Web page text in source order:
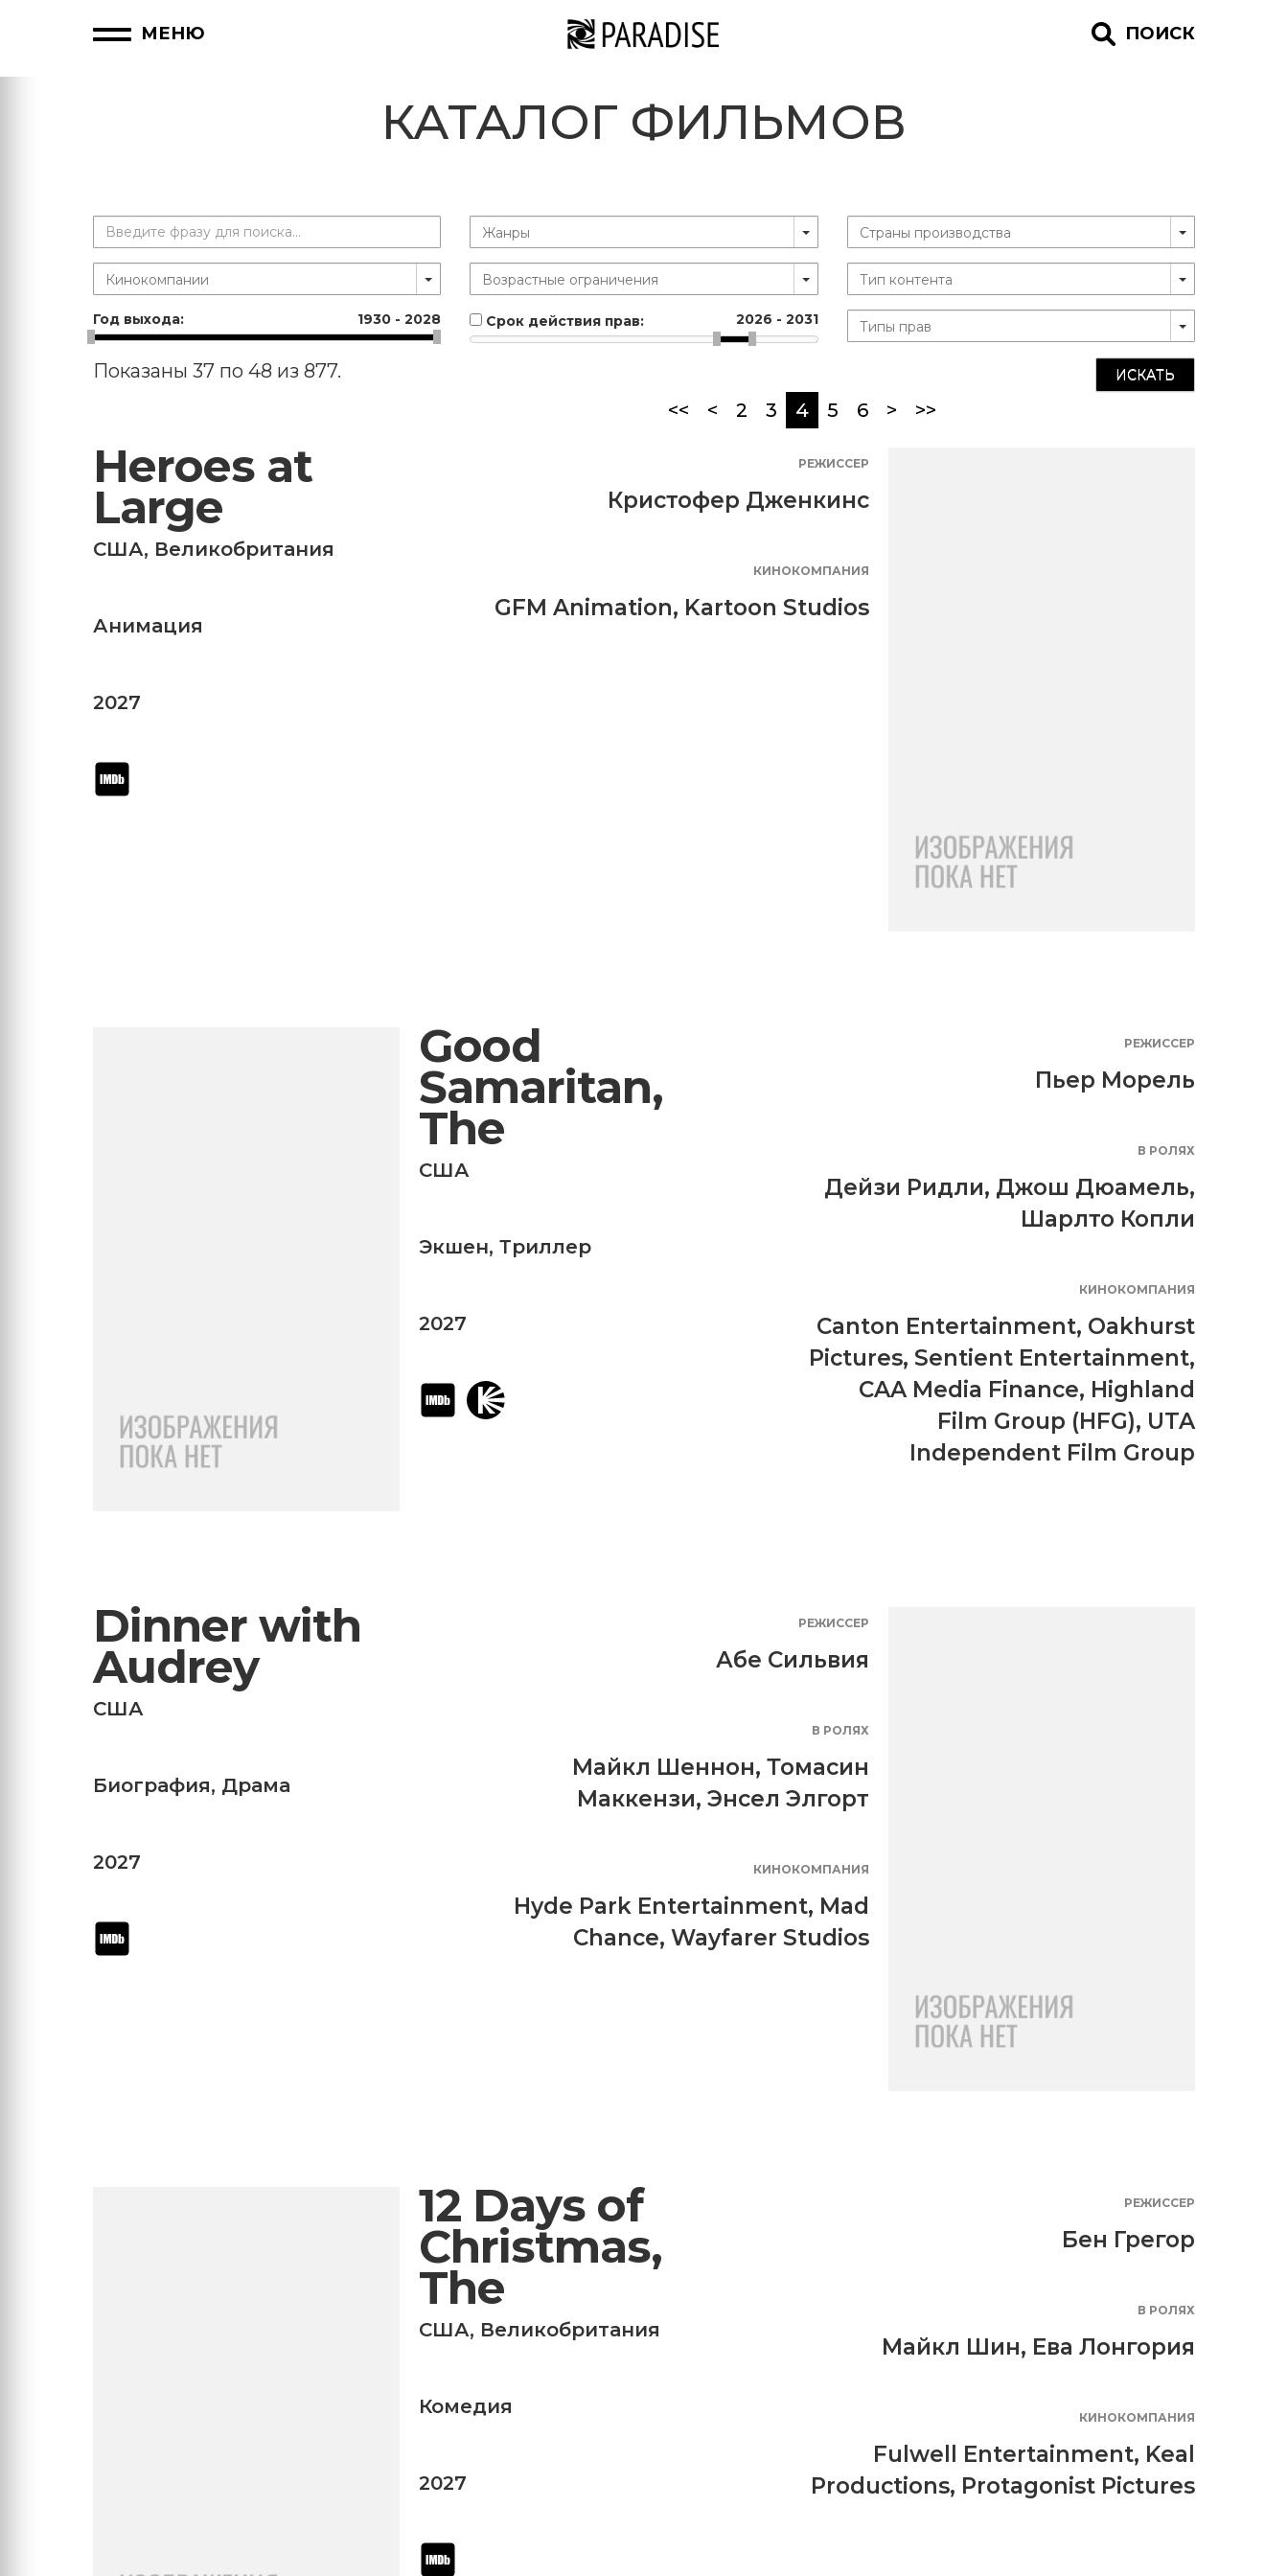
МЕНЮ ПОИСК
КАТАЛОГ ФИЛЬМОВ
Год выхода: 1930 -2028 Срок действия прав: 2026 - 2031
ИСКАТЬ
Показаны 37 по 48 из 877.
<<
< 2 3 4(current)
5 6 > >>
Heroes at
Large
США, Великобритания
Анимация
2027
РЕЖИССЕР
Кристофер Дженкинс
КИНОКОМПАНИЯ
GFM Animation, Kartoon Studios
Good
Samaritan,
The
США
Экшен, Триллер
2027
РЕЖИССЕР
Пьер Морель
В РОЛЯХ
Дейзи Ридли, Джош Дюамель,
Шарлто Копли
КИНОКОМПАНИЯ
Canton Entertainment, Oakhurst
Pictures, Sentient Entertainment,
CAA Media Finance, Highland
Film Group (HFG), UTA
Independent Film Group
Dinner with
Audrey
США
Биография, Драма
2027
РЕЖИССЕР
Абе Сильвия
В РОЛЯХ
Майкл Шеннон, Томасин
Маккензи, Энсел Элгорт
КИНОКОМПАНИЯ
Hyde Park Entertainment, Mad
Chance, Wayfarer Studios
12 Days of
Christmas,
The
США, Великобритания
Комедия
2027
РЕЖИССЕР
Бен Грегор
В РОЛЯХ
Майкл Шин, Ева Лонгория
КИНОКОМПАНИЯ
Fulwell Entertainment, Keal
Productions, Protagonist Pictures